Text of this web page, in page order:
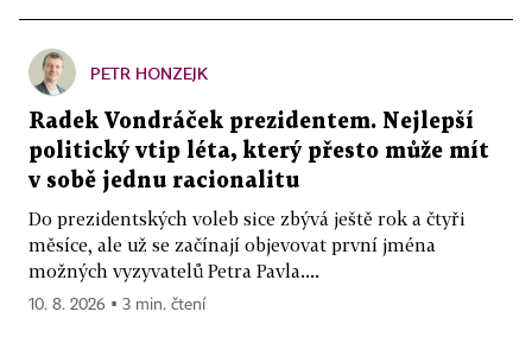
PETR HONZEJK
Radek Vondráček prezidentem. Nejlepší
politický vtip léta, který přesto může mít
v sobě jednu racionalitu
Do prezidentských voleb sice zbývá ještě rok a čtyři
měsíce, ale už se začínají objevovat první jména
možných vyzyvatelů Petra Pavla....
10. 8. 2026 ▪ 3 min. čtení